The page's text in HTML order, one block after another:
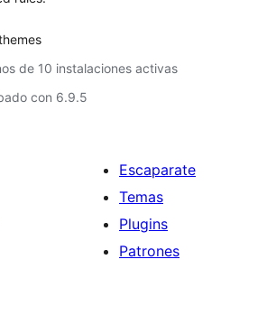
de 10 instalaciones activas
con 6.9.5
Escaparate
Temas
Plugins
Patrones